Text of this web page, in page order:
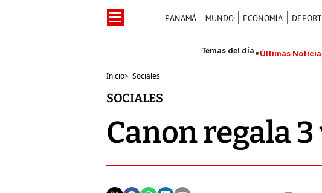
PANAMÁ MUNDO ECONOMÍA
Últimas
Inicio> Sociales
SOCIALES
Canon regala